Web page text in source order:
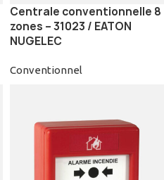
Centrale conventionnelle 8
zones – 31023 / EATON
NUGELEC
Conventionnel